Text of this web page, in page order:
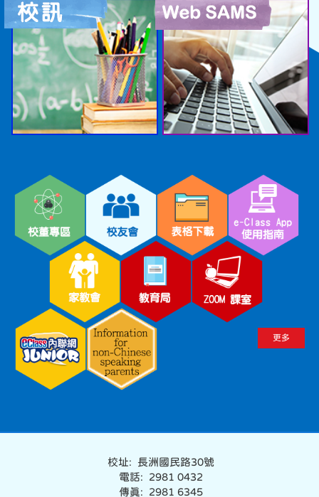
更多
校址: 長洲國民路30號
電話: 2981 0432
傳真: 2981 6345